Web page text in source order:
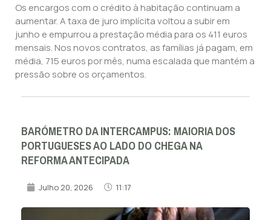
Os encargos com o crédito à habitação continuam a
aumentar. A taxa de juro implícita voltou a subir em
junho e empurrou a prestação média para os 411 euros
mensais. Nos novos contratos, as famílias já pagam, em
média, 715 euros por mês, numa escalada que mantém a
pressão sobre os orçamentos.
BARÓMETRO DA INTERCAMPUS: MAIORIA DOS
PORTUGUESES AO LADO DO CHEGA NA
REFORMA ANTECIPADA
Julho 20, 2026 11:17